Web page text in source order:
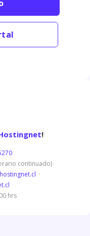
!
continuado)
·
hrs